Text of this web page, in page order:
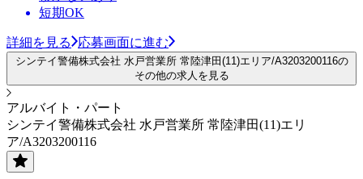
短期OK
詳細を見る 応募画面に進む
シンテイ警備株式会社 水戸営業所 常陸津田(11)エリア/A3203200116の
その他の求人を見る
アルバイト・パート
シンテイ警備株式会社 水戸営業所 常陸津田(11)エリ
ア/A3203200116